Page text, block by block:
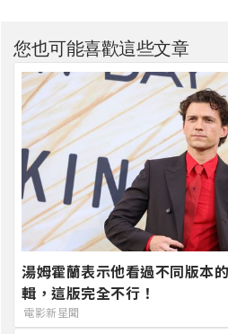
您也可能喜歡這些文章
湯姆霍蘭表示他看過不同版本
輯，這版完全不行！
電影新星聞